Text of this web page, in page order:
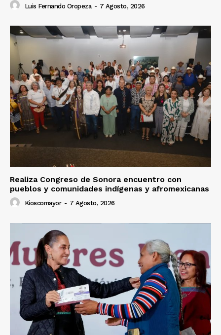
Luis Fernando Oropeza - 7 Agosto, 2026
Realiza Congreso de Sonora encuentro con
pueblos y comunidades indígenas y afromexicanas
Kioscomayor - 7 Agosto, 2026